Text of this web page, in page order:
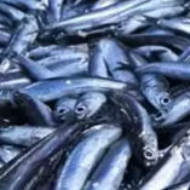
Haber